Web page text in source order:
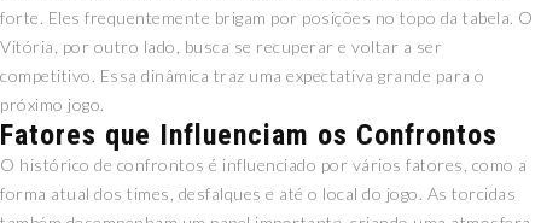
forte. Eles frequentemente brigam por posições no topo da tabela. O
Vitória, por outro lado, busca se recuperar e voltar a ser
competitivo. Essa dinâmica traz uma expectativa grande para o
próximo jogo.
Fatores que Influenciam os Confrontos
O histórico de confrontos é influenciado por vários fatores, como a
forma atual dos times, desfalques e até o local do jogo. As torcidas